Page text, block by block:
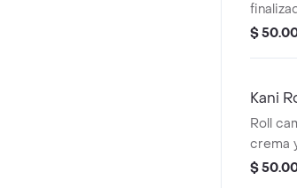
y salsa
$
Kani
Roll
crema
$